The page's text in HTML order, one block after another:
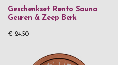
Geschenkset Rento Sauna
Geuren & Zeep Berk
€ 24,50